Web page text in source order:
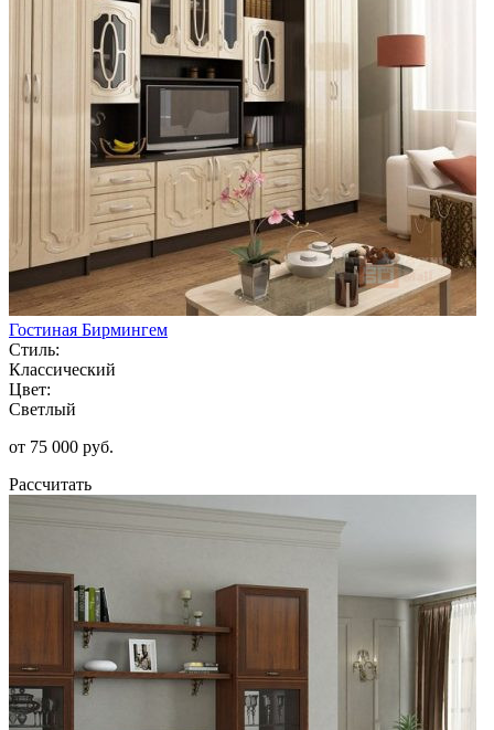
Гостиная Бирмингем
Стиль:
Классический
Цвет:
Светлый
от 75 000 руб.
Рассчитать